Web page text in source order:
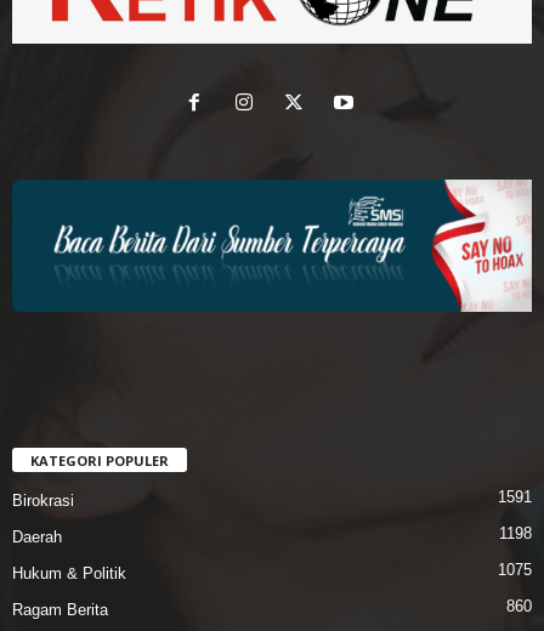
KATEGORI POPULER
Birokrasi 1591
Daerah 1198
Hukum & Politik 1075
Ragam Berita 860